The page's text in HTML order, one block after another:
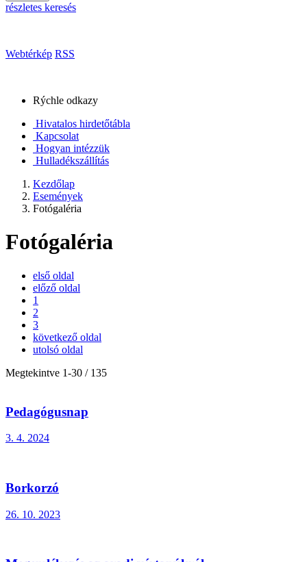
részletes keresés
Webtérkép RSS
Rýchle odkazy
Hivatalos hirdetőtábla
Kapcsolat
Hogyan intézzük
Hulladékszállítás
Kezdőlap
Események
Fotógaléria
Fotógaléria
első oldal
előző oldal
1
2
3
következő oldal
utolsó oldal
Megtekintve 1-30 / 135
Pedagógusnap
3. 4. 2024
Borkorzó
26. 10. 2023